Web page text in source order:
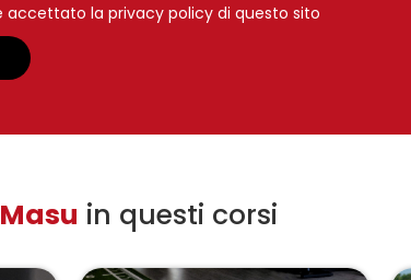
accettato la privacy policy di questo sito
in questi corsi